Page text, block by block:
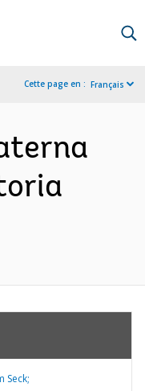
Cette page en : Français
Seck;